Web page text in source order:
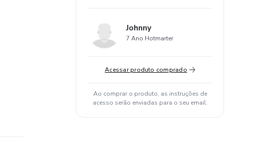
Johnny
7 Ano Hotmarter
Acessar produto comprado
Ao comprar o produto, as instruções de
acesso serão enviadas para o seu email.